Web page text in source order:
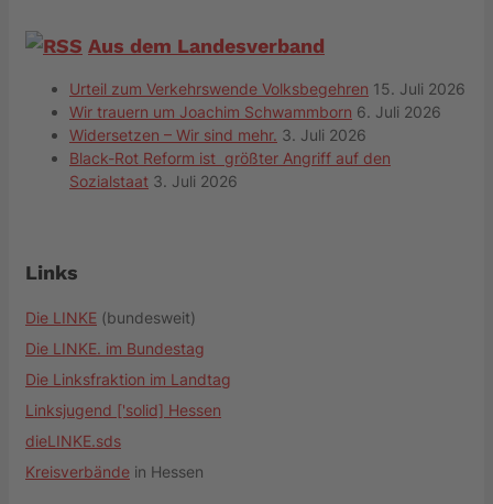
Aus dem Landesverband
Urteil zum Verkehrswende Volksbegehren 15. Juli 2026
Wir trauern um Joachim Schwammborn 6. Juli 2026
Widersetzen – Wir sind mehr. 3. Juli 2026
Black-Rot Reform ist größter Angriff auf den
Sozialstaat 3. Juli 2026
Links
Die LINKE (bundesweit)
Die LINKE. im Bundestag
Die Linksfraktion im Landtag
Linksjugend ['solid] Hessen
dieLINKE.sds
Kreisverbände in Hessen